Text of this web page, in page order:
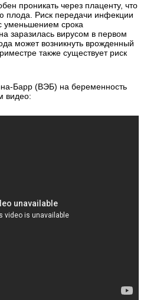
проникать через плаценту, что
плода. Риск передачи инфекции
уменьшением срока
заразилась вирусом в первом
может возникнуть врожденный
также существует риск
Барр (ВЭБ) на беременность
видео: